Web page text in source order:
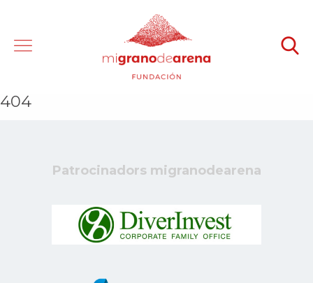
404
Patrocinadors migranodearena